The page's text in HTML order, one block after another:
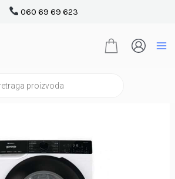
060 69 69 623